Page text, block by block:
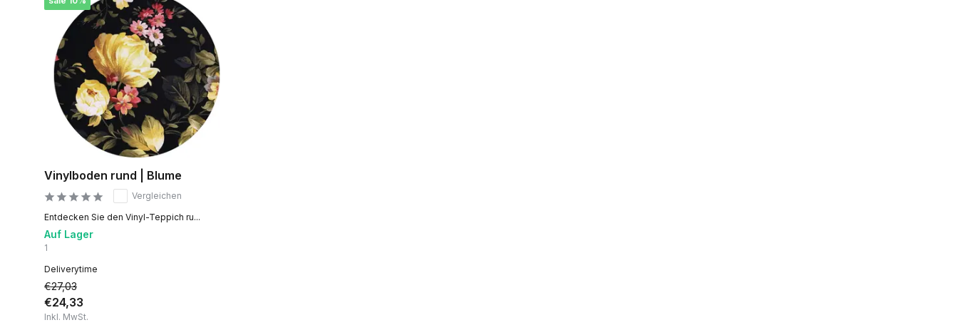
Vinylboden rund | Blume
Vergleichen
Entdecken Sie den Vinyl-Teppich ru...
Auf Lager
1
Deliverytime
€27,03
€24,33
Inkl. MwSt.